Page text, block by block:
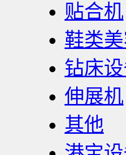
贴合机
鞋类
钻床
伸展机
其他